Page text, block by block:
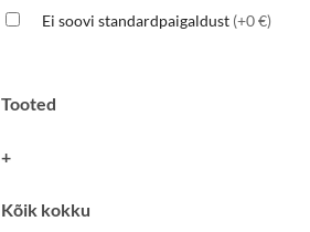
Ei soovi standardpaigaldust (+0 €)
Tooted
+
Kõik kokku